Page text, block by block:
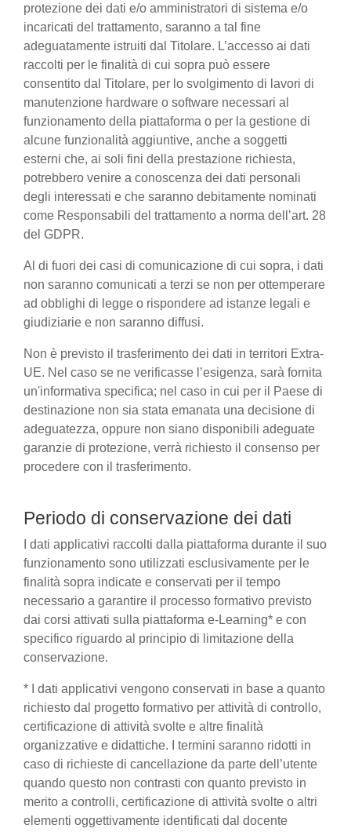
protezione dei dati e/o amministratori di sistema e/o
incaricati del trattamento, saranno a tal fine
adeguatamente istruiti dal Titolare. L’accesso ai dati
raccolti per le finalità di cui sopra può essere
consentito dal Titolare, per lo svolgimento di lavori di
manutenzione hardware o software necessari al
funzionamento della piattaforma o per la gestione di
alcune funzionalità aggiuntive, anche a soggetti
esterni che, ai soli fini della prestazione richiesta,
potrebbero venire a conoscenza dei dati personali
degli interessati e che saranno debitamente nominati
come Responsabili del trattamento a norma dell’art. 28
del GDPR.
Al di fuori dei casi di comunicazione di cui sopra, i dati
non saranno comunicati a terzi se non per ottemperare
ad obblighi di legge o rispondere ad istanze legali e
giudiziarie e non saranno diffusi.
Non è previsto il trasferimento dei dati in territori Extra-
UE. Nel caso se ne verificasse l’esigenza, sarà fornita
un'informativa specifica; nel caso in cui per il Paese di
destinazione non sia stata emanata una decisione di
adeguatezza, oppure non siano disponibili adeguate
garanzie di protezione, verrà richiesto il consenso per
procedere con il trasferimento.
Periodo di conservazione dei dati
I dati applicativi raccolti dalla piattaforma durante il suo
funzionamento sono utilizzati esclusivamente per le
finalità sopra indicate e conservati per il tempo
necessario a garantire il processo formativo previsto
dai corsi attivati sulla piattaforma e-Learning* e con
specifico riguardo al principio di limitazione della
conservazione.
* I dati applicativi vengono conservati in base a quanto
richiesto dal progetto formativo per attività di controllo,
certificazione di attività svolte e altre finalità
organizzative e didattiche. I termini saranno ridotti in
caso di richieste di cancellazione da parte dell’utente
quando questo non contrasti con quanto previsto in
merito a controlli, certificazione di attività svolte o altri
elementi oggettivamente identificati dal docente